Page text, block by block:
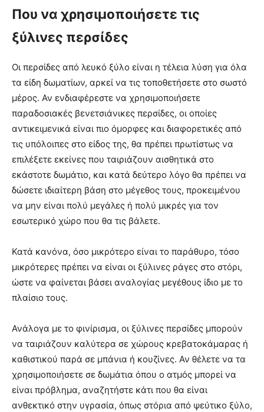
Που να χρησιμοποιήσετε τις
ξύλινες περσίδες
Οι περσίδες από λευκό ξύλο είναι η τέλεια λύση για όλα
τα είδη δωματίων, αρκεί να τις τοποθετήσετε στο σωστό
μέρος. Αν ενδιαφέρεστε να χρησιμοποιήσετε
παραδοσιακές βενετσιάνικες περσίδες, οι οποίες
αντικειμενικά είναι πιο όμορφες και διαφορετικές από
τις υπόλοιπες στο είδος της, θα πρέπει πρωτίστως να
επιλέξετε εκείνες που ταιριάζουν αισθητικά στο
εκάστοτε δωμάτιο, και κατά δεύτερο λόγο θα πρέπει να
δώσετε ιδιαίτερη βάση στο μέγεθος τους, προκειμένου
να μην είναι πολύ μεγάλες ή πολύ μικρές για τον
εσωτερικό χώρο που θα τις βάλετε.
Κατά κανόνα, όσο μικρότερο είναι το παράθυρο, τόσο
μικρότερες πρέπει να είναι οι ξύλινες ράγες στο στόρι,
ώστε να φαίνεται βάσει αναλογίας μεγέθους ίδιο με το
πλαίσιο τους.
Ανάλογα με το φινίρισμα, οι ξύλινες περσίδες μπορούν
να ταιριάζουν καλύτερα σε χώρους κρεβατοκάμαρας ή
καθιστικού παρά σε μπάνια ή κουζίνες. Αν θέλετε να τα
χρησιμοποιήσετε σε δωμάτια όπου ο ατμός μπορεί να
είναι πρόβλημα, αναζητήστε κάτι που θα είναι
ανθεκτικό στην υγρασία, όπως στόρια από ψεύτικο ξύλο,